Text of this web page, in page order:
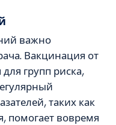
важно
Вакцинация от
групп риска,
таких как
помогает вовремя